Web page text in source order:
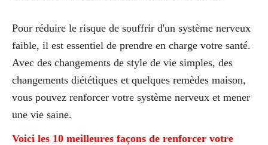
Pour réduire le risque de souffrir d'un système nerveux
faible, il est essentiel de prendre en charge votre santé.
Avec des changements de style de vie simples, des
changements diététiques et quelques remèdes maison,
vous pouvez renforcer votre système nerveux et mener
une vie saine.
Voici les 10 meilleures façons de renforcer votre